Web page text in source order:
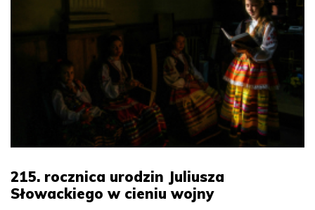
215. rocznica urodzin Juliusza
Słowackiego w cieniu wojny